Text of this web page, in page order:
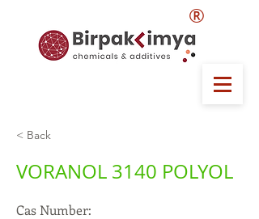
®
< Back
VORANOL 3140 POLYOL
Cas Number: